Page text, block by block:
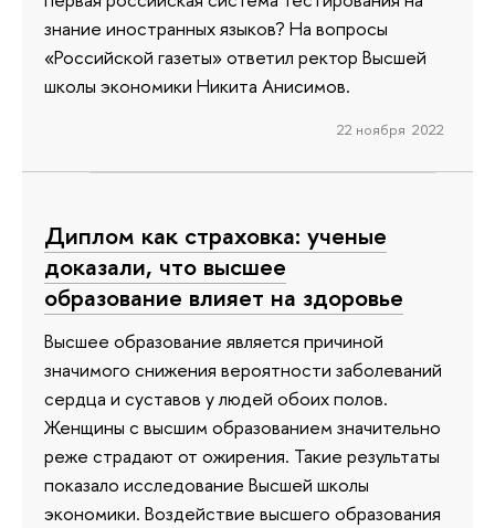
знание иностранных языков? На вопросы
«Российской газеты» ответил ректор Высшей
школы экономики Никита Анисимов.
22 ноября 2022
Диплом как страховка: ученые
доказали, что высшее
образование влияет на здоровье
Высшее образование является причиной
значимого снижения вероятности заболеваний
сердца и суставов у людей обоих полов.
Женщины с высшим образованием значительно
реже страдают от ожирения. Такие результаты
показало исследование Высшей школы
экономики. Воздействие высшего образования